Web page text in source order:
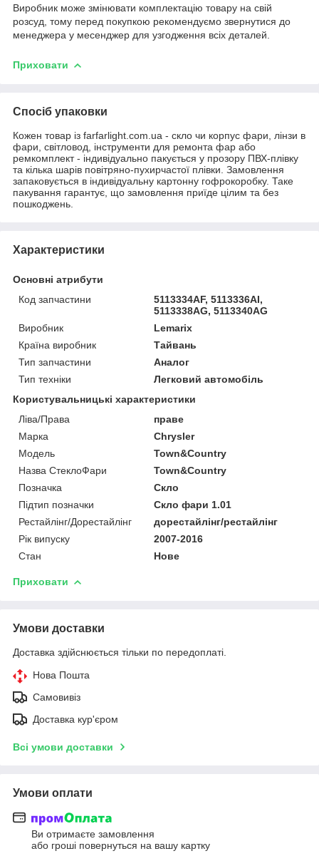
Виробник може змінювати комплектацію товару на свій
розсуд, тому перед покупкою рекомендуємо звернутися до
менеджера у месенджер для узгодження всіх деталей.
Приховати
Спосіб упаковки
Кожен товар із farfarlight.com.ua - скло чи корпус фари, лінзи в
фари, світловод, інструменти для ремонта фар або
ремкомплект - індивідуально пакується у прозору ПВХ-плівку
та кілька шарів повітряно-пухирчастої плівки. Замовлення
запаковується в індивідуальну картонну гофрокоробку. Таке
пакування гарантує, що замовлення приїде цілим та без
пошкоджень.
Характеристики
Основні атрибути
Код запчастини
5113334AF, 5113336AI,
5113338AG, 5113340AG
Виробник
Lemarix
Країна виробник
Тайвань
Тип запчастини
Аналог
Тип техніки
Легковий автомобіль
Користувальницькі характеристики
Ліва/Права
праве
Марка
Chrysler
Мoдель
Town&Country
Назва СтеклоФари
Town&Country
Позначка
Скло
Підтип позначки
Скло фари 1.01
Рестайлінг/Дорестайлінг
дорестайлінг/рестайлінг
Рік випуску
2007-2016
Стан
Нове
Приховати
Умови доставки
Доставка здійснюється тільки по передоплаті.
Нова Пошта
Самовивіз
Доставка кур'єром
Всі умови доставки
Умови оплати
Ви отримаєте замовлення
або гроші повернуться на вашу картку